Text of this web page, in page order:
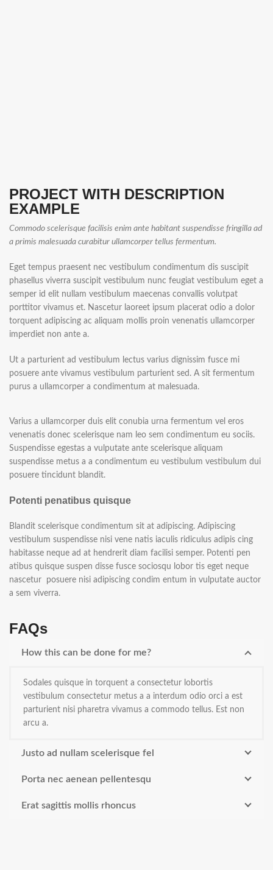
PROJECT WITH DESCRIPTION
EXAMPLE
Commodo scelerisque facilisis enim ante habitant suspendisse fringilla ad
a primis malesuada curabitur ullamcorper tellus fermentum.
Eget tempus praesent nec vestibulum condimentum dis suscipit
phasellus viverra suscipit vestibulum nunc feugiat vestibulum eget a
semper id elit nullam vestibulum maecenas convallis volutpat
porttitor vivamus et. Nascetur laoreet ipsum placerat odio a dolor
torquent adipiscing ac aliquam mollis proin venenatis ullamcorper
imperdiet non ante a.
Ut a parturient ad vestibulum lectus varius dignissim fusce mi
posuere ante vivamus vestibulum parturient sed. A sit fermentum
purus a ullamcorper a condimentum at malesuada.
Varius a ullamcorper duis elit conubia urna fermentum vel eros
venenatis donec scelerisque nam leo sem condimentum eu sociis.
Suspendisse egestas a vulputate ante scelerisque aliquam
suspendisse metus a a condimentum eu vestibulum vestibulum dui
posuere tincidunt blandit.
Potenti penatibus quisque
Blandit scelerisque condimentum sit at adipiscing. Adipiscing
vestibulum suspendisse nisi vene natis iaculis ridiculus adipis cing
habitasse neque ad at hendrerit diam facilisi semper. Potenti pen
atibus quisque suspen disse fusce sociosqu lobor tis eget neque
nascetur posuere nisi adipiscing condim entum in vulputate auctor
a sem viverra.
FAQs
How this can be done for me?
Sodales quisque in torquent a consectetur lobortis
vestibulum consectetur metus a a interdum odio orci a est
parturient nisi pharetra vivamus a commodo tellus. Est non
arcu a.
Justo ad nullam scelerisque fel
Porta nec aenean pellentesqu
Erat sagittis mollis rhoncus